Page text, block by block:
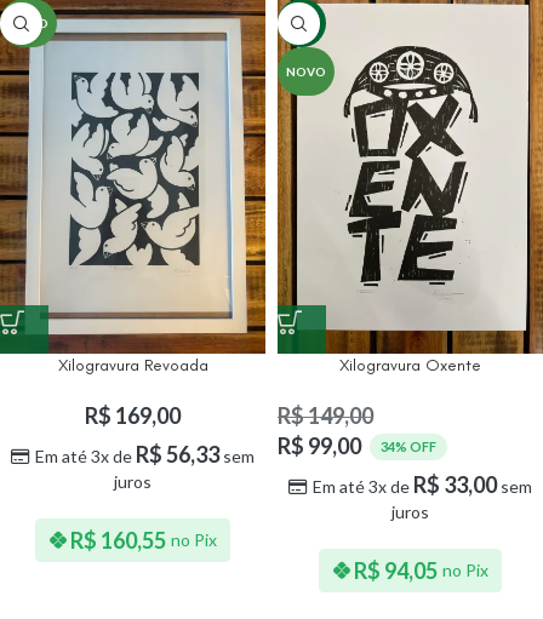
NOVO
Xilogravura Revoada
R$ 169,00
Em até 3x de R$56,33sem
juros
R$ 160,55 no Pix
-34%
NOVO
Xilogravura Oxente
R$149,00
R$ 99,00 34% OFF
Em até 3x de R$ 33,00sem
juros
R$ 94,05 no Pix